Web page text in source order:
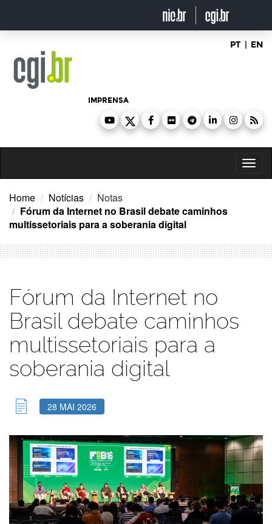
o
PT | EN
IMPRENSA
Home Notícias
Notas
Fórum da Internet no Brasil debate caminhos
multissetoriais para a soberania digital
Fórum da Internet no
Brasil debate caminhos
multissetoriais para a
soberania digital
28 MAI 2026